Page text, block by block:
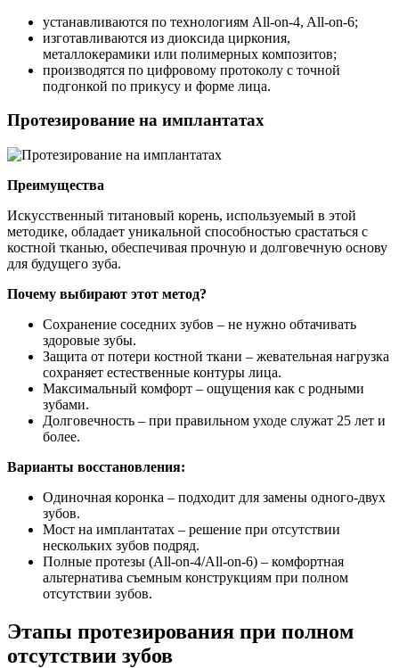
устанавливаются по технологиям All-on-4, All-on-6;
изготавливаются из диоксида циркония,
металлокерамики или полимерных композитов;
производятся по цифровому протоколу с точной
подгонкой по прикусу и форме лица.
Протезирование на имплантатах
Преимущества
Искусственный титановый корень, используемый в этой
методике, обладает уникальной способностью срастаться с
костной тканью, обеспечивая прочную и долговечную основу
для будущего зуба.
Почему выбирают этот метод?
Сохранение соседних зубов – не нужно обтачивать
здоровые зубы.
Защита от потери костной ткани – жевательная нагрузка
сохраняет естественные контуры лица.
Максимальный комфорт – ощущения как с родными
зубами.
Долговечность – при правильном уходе служат 25 лет и
более.
Варианты восстановления:
Одиночная коронка – подходит для замены одного-двух
зубов.
Мост на имплантатах – решение при отсутствии
нескольких зубов подряд.
Полные протезы (All-on-4/All-on-6) – комфортная
альтернатива съемным конструкциям при полном
отсутствии зубов.
Этапы протезирования при полном
отсутствии зубов